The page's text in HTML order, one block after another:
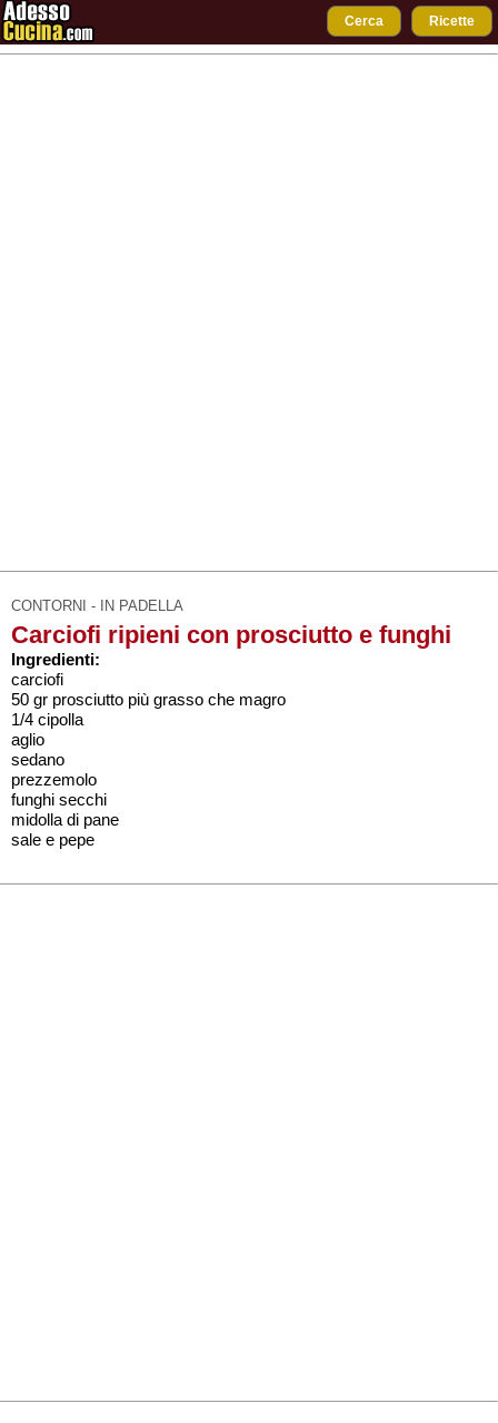
Cerca Ricette
CONTORNI - IN PADELLA
Carciofi ripieni con prosciutto e funghi
Ingredienti:
carciofi
50 gr prosciutto più grasso che magro
1/4 cipolla
aglio
sedano
prezzemolo
funghi secchi
midolla di pane
sale e pepe